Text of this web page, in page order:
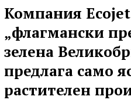
Компания
„флагмански
зелена
предлага само
растителен